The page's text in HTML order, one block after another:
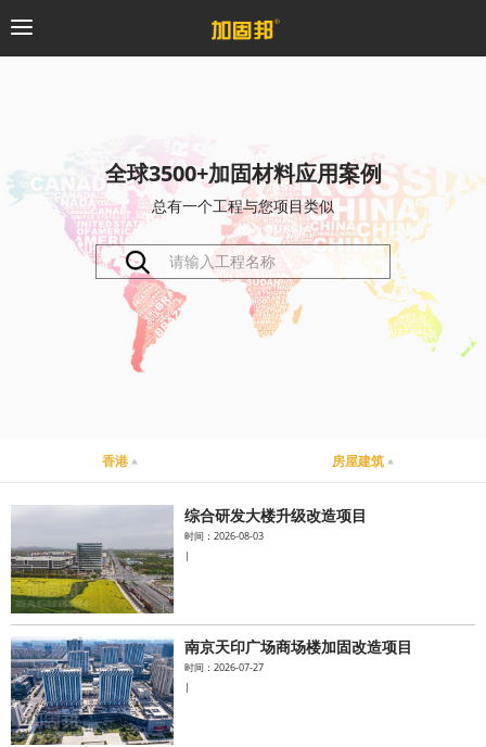
粘钢加固系统
预应力系统
桥梁支座系统
水泥基系统
新能源系统
案例中心
全球3500+加固材料应用案例
总有一个工程与您项目类似
香港 房屋建筑
综合研发大楼升级改造项目
时间：2026-08-03
|
南京天印广场商场楼加固改造项目
时间：2026-07-27
|